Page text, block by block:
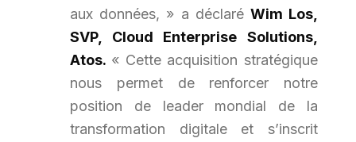
aux données, » a déclaré Wim Los,
SVP, Cloud Enterprise Solutions,
Atos. « Cette acquisition stratégique
nous permet de renforcer notre
position de leader mondial de la
transformation digitale et s’inscrit